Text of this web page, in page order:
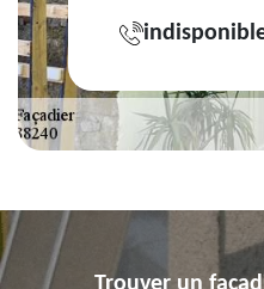
Trouver un